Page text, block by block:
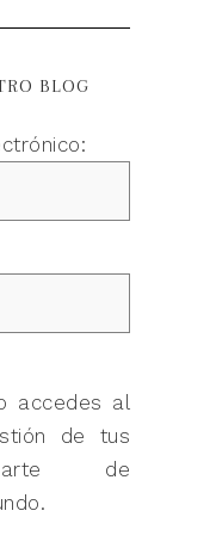
BLOG
accedes al
de tus
de